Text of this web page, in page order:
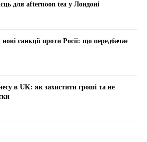
для afternoon tea у Лондоні
санкції проти Росії: що передбачає
в UK: як захистити гроші та не